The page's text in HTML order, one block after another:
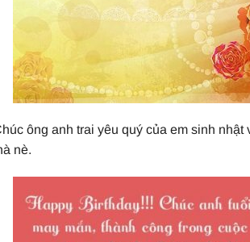
ông anh trai yêu quý của em sinh
nè.